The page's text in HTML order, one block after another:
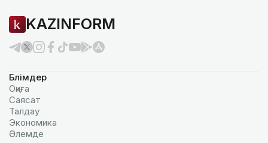
KAZINFORM
Бөлімдер
Оқиға
Саясат
Талдау
Экономика
Әлемде